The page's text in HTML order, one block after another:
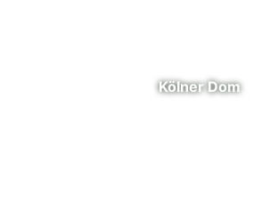
Kölner Dom